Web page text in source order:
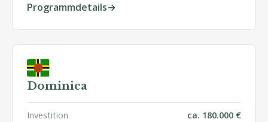
Programmdetails
Dominica
Investition ca. 180.000 €